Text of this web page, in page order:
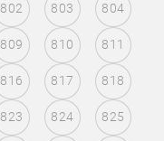
802 803 804
809 810 811
816 817 818
823 824 825